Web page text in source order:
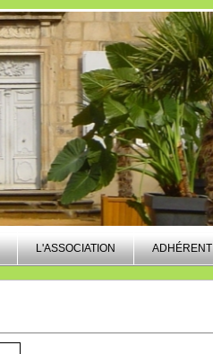
L'ASSOCIATION ADHÉRENT